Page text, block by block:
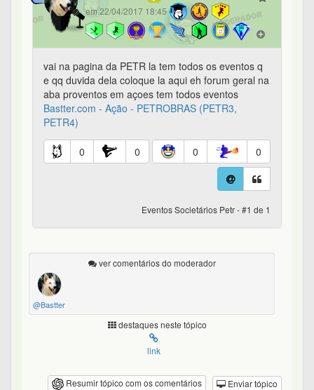
em 22/04/2017 18:45
vai na pagina da PETR la tem todos os eventos q
e qq duvida dela coloque la aqui eh forum geral na
aba proventos em açoes tem todos eventos
Bastter.com - Ação - PETROBRAS (PETR3,
PETR4)
0 0 0 0
Eventos Societários Petr - #1 de 1
ver comentários do moderador
@Bastter
destaques neste tópico
link
Resumir tópico com os comentários
Enviar tópico